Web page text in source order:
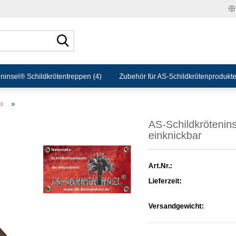
Schildkrötentreppen (4) Zubehör für AS-
»
AS-​
ein­knick­bar
Art.Nr.:
Lieferzeit:
Versandgewicht: